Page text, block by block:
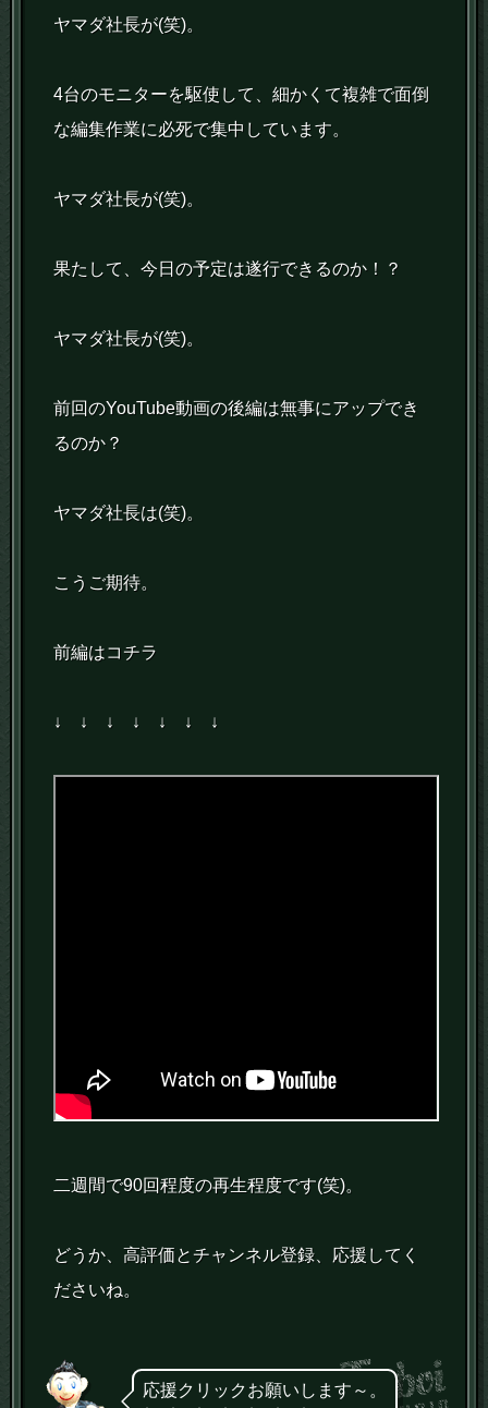
ヤマダ社長が(笑)。
4台のモニターを駆使して、細かくて複雑で面倒
な編集作業に必死で集中しています。
ヤマダ社長が(笑)。
果たして、今日の予定は遂行できるのか！？
ヤマダ社長が(笑)。
前回のYouTube動画の後編は無事にアップでき
るのか？
ヤマダ社長は(笑)。
こうご期待。
前編はコチラ
↓ ↓ ↓ ↓ ↓ ↓ ↓
二週間で90回程度の再生程度です(笑)。
どうか、高評価とチャンネル登録、応援してく
ださいね。
応援クリックお願いします～。